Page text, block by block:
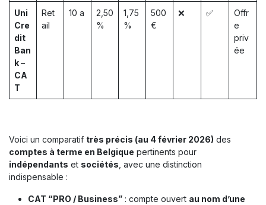
Uni
Cre
dit
Ban
k –
CA
T
Ret
ail
10 a
2,50
%
1,75
%
500
€
❌ ✅
Offr
e
priv
ée
Voici un comparatif très précis (au 4 février 2026) des
comptes à terme en Belgique pertinents pour
indépendants et sociétés, avec une distinction
indispensable :
CAT “PRO / Business” : compte ouvert au nom d’une